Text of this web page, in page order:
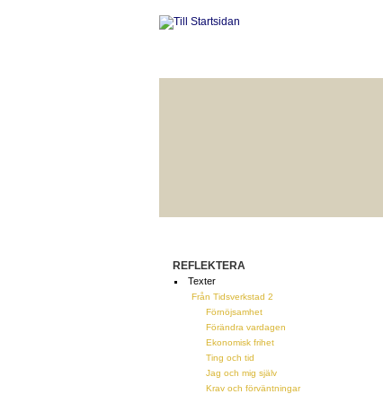
REFLEKTERA
Texter
Från Tidsverkstad 2
Förnöjsamhet
Förändra vardagen
Ekonomisk frihet
Ting och tid
Jag och mig själv
Krav och förväntningar